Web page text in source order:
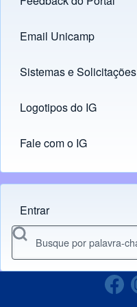
Footer menu
Links
Email Unicamp
(opens in new tab)
Sistemas e Solicitações
(opens in new tab)
Logotipos do IG
(opens in new tab)
Fale com o IG
Menu do usuário
Entrar
Search